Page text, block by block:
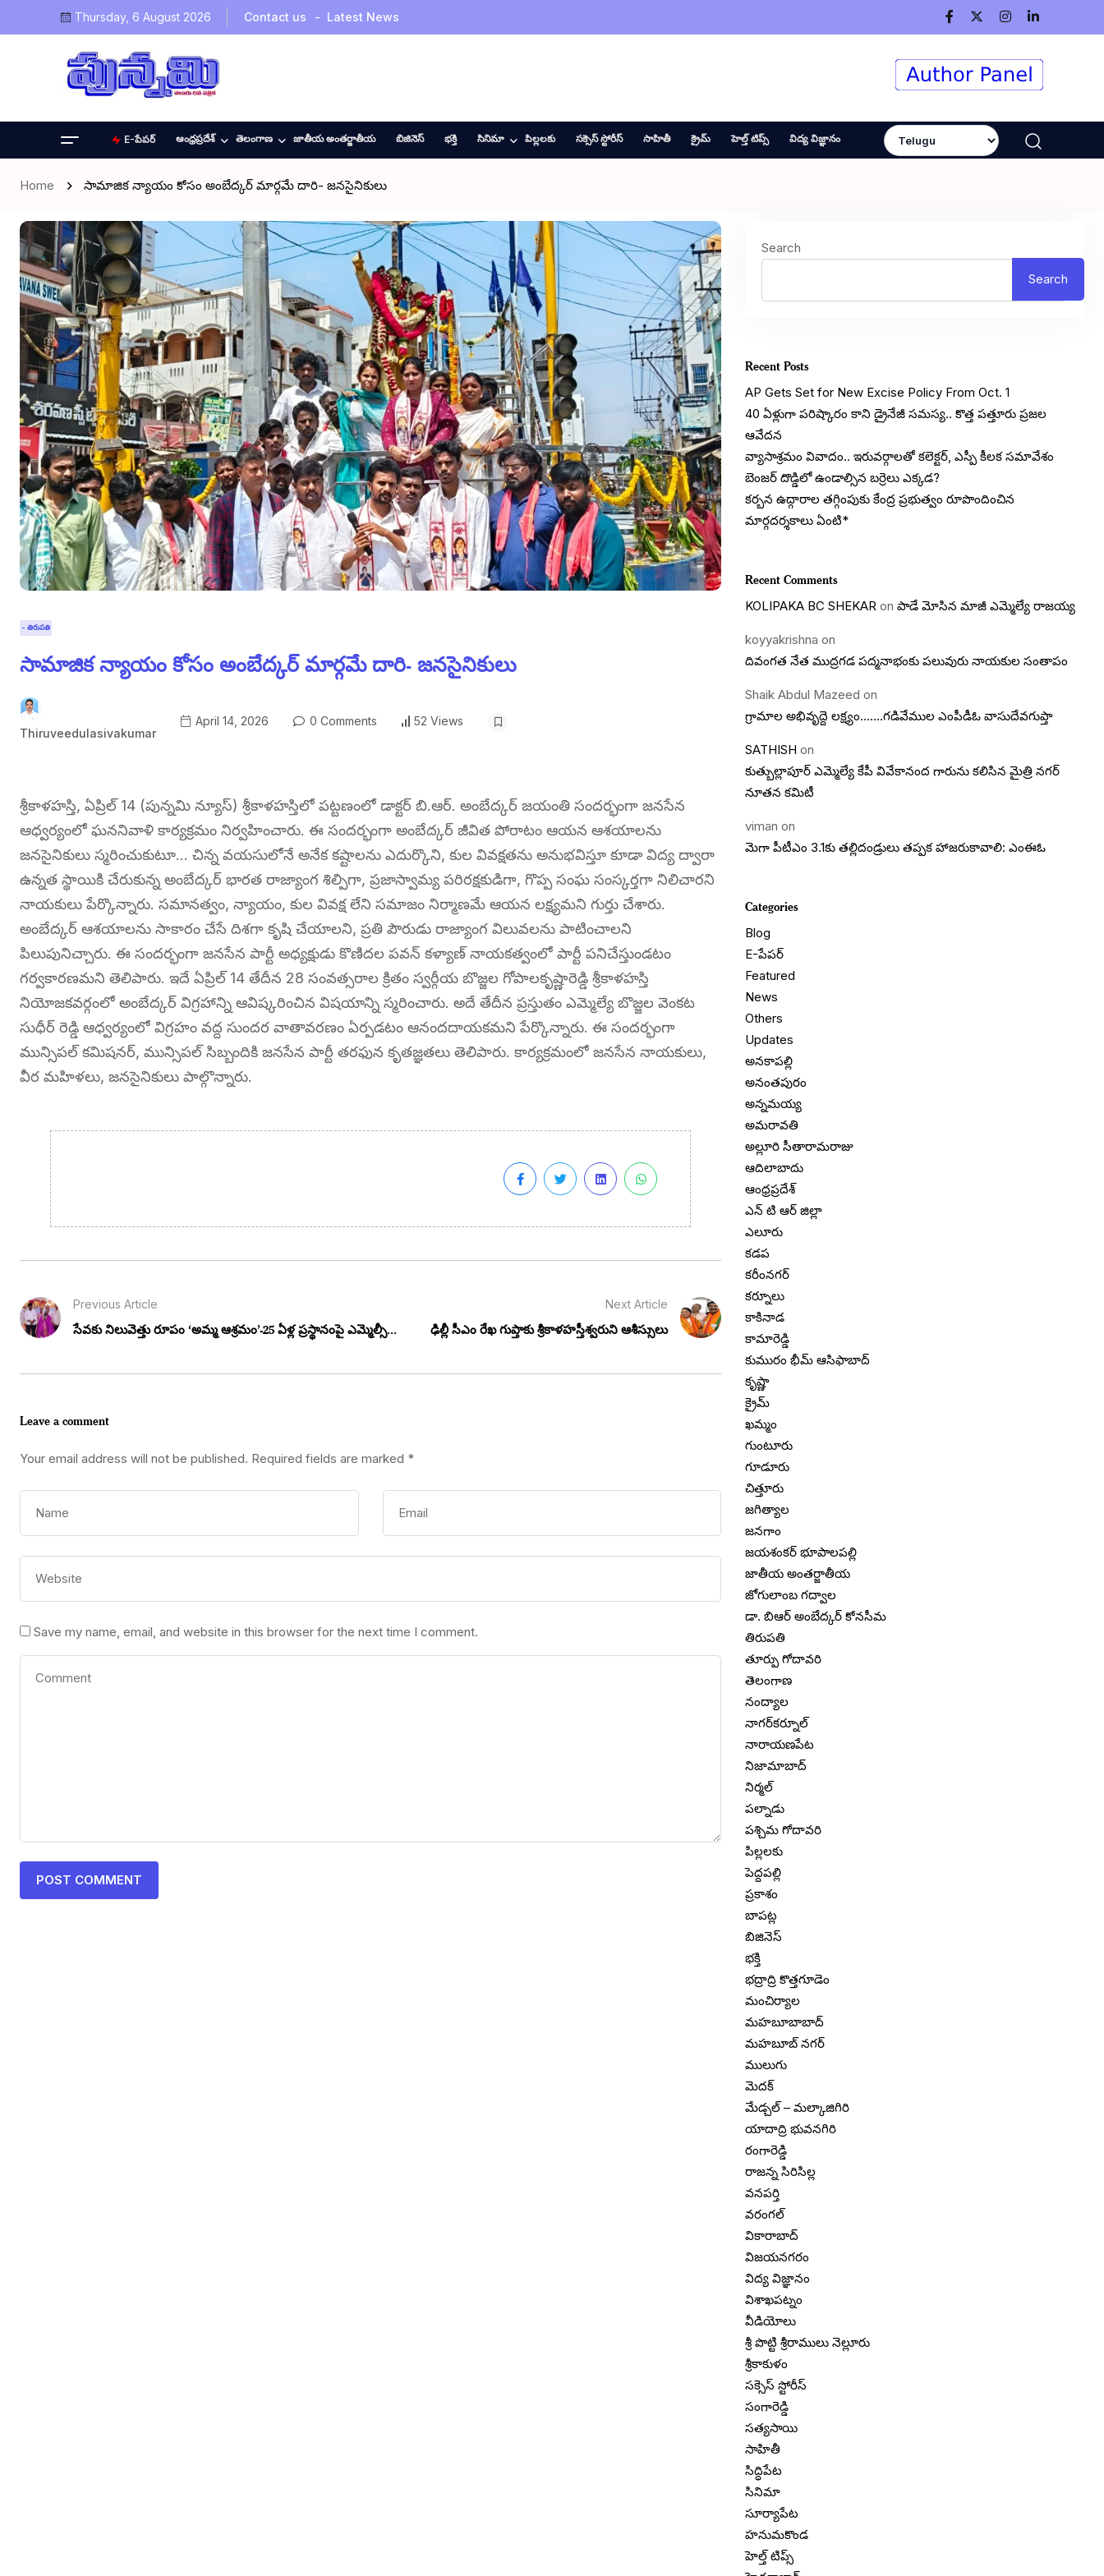
Thursday, 6 August 2026 Contact us Latest News
E-పేపర్ ఆంధ్రప్రదేశ్ తెలంగాణ జాతీయ అంతర్జాతీయ బిజినెస్ భక్తి సినిమా పిల్లలకు సక్సెస్ స్టోరీస్ సాహితీ క్రైమ్ హెల్త్ టిప్స్ విద్య విజ్ఞానం
Home సామాజిక న్యాయం కోసం అంబేద్కర్ మార్గమే దారి- జనసైనికులు
- తిరుపతి
సామాజిక న్యాయం కోసం అంబేద్కర్ మార్గమే దారి- జనసైనికులు
Thiruveedulasivakumar
April 14, 2026 0 Comments 52 Views
శ్రీకాళహస్తి, ఏప్రిల్ 14 (పున్నమి న్యూస్) శ్రీకాళహస్తిలో పట్టణంలో డాక్టర్ బి.ఆర్. అంబేద్కర్ జయంతి సందర్భంగా జనసేన
ఆధ్వర్యంలో ఘననివాళి కార్యక్రమం నిర్వహించారు. ఈ సందర్భంగా అంబేద్కర్ జీవిత పోరాటం ఆయన ఆశయాలను
జనసైనికులు స్మరించుకుటూ… చిన్న వయసులోనే అనేక కష్టాలను ఎదుర్కొని, కుల వివక్షతను అనుభవిస్తూ కూడా విద్య ద్వారా
ఉన్నత స్థాయికి చేరుకున్న అంబేద్కర్ భారత రాజ్యాంగ శిల్పిగా, ప్రజాస్వామ్య పరిరక్షకుడిగా, గొప్ప సంఘ సంస్కర్తగా నిలిచారని
నాయకులు పేర్కొన్నారు. సమానత్వం, న్యాయం, కుల వివక్ష లేని సమాజం నిర్మాణమే ఆయన లక్ష్యమని గుర్తు చేశారు.
అంబేద్కర్ ఆశయాలను సాకారం చేసే దిశగా కృషి చేయాలని, ప్రతి పౌరుడు రాజ్యాంగ విలువలను పాటించాలని
పిలుపునిచ్చారు. ఈ సందర్భంగా జనసేన పార్టీ అధ్యక్షుడు కొణిదల పవన్ కళ్యాణ్ నాయకత్వంలో పార్టీ పనిచేస్తుండటం
గర్వకారణమని తెలిపారు. ఇదే ఏప్రిల్ 14 తేదీన 28 సంవత్సరాల క్రితం స్వర్గీయ బొజ్జల గోపాలకృష్ణారెడ్డి శ్రీకాళహస్తి
నియోజకవర్గంలో అంబేద్కర్ విగ్రహాన్ని ఆవిష్కరించిన విషయాన్ని స్మరించారు. అదే తేదీన ప్రస్తుతం ఎమ్మెల్యే బొజ్జల వెంకట
సుధీర్ రెడ్డి ఆధ్వర్యంలో విగ్రహం వద్ద సుందర వాతావరణం ఏర్పడటం ఆనందదాయకమని పేర్కొన్నారు. ఈ సందర్భంగా
మున్సిపల్ కమిషనర్, మున్సిపల్ సిబ్బందికి జనసేన పార్టీ తరఫున కృతజ్ఞతలు తెలిపారు. కార్యక్రమంలో జనసేన నాయకులు,
వీర మహిళలు, జనసైనికులు పాల్గొన్నారు.
Previous Article
సేవకు నిలువెత్తు రూపం ‘అమ్మ ఆశ్రమం’-25 ఏళ్ల ప్రస్థానంపై ఎమ్మెల్సీ...
Next Article
ఢిల్లీ సీఎం రేఖ గుప్తాకు శ్రీకాళహస్తీశ్వరుని ఆశీస్సులు
Leave a comment
Your email address will not be published. Required fields are marked *
Save my name, email, and website in this browser for the next time I comment.
Search
Search
Recent Posts
AP Gets Set for New Excise Policy From Oct. 1
40 ఏళ్లుగా పరిష్కారం కాని డ్రైనేజీ సమస్య.. కొత్త పత్తూరు ప్రజల
ఆవేదన
వ్యాసాశ్రమం వివాదం.. ఇరువర్గాలతో కలెక్టర్, ఎస్పీ కీలక సమావేశం
బెంజర్ దొడ్డిలో ఉండాల్సిన బర్రెలు ఎక్కడ?
కర్బన ఉద్గారాల తగ్గింపుకు కేంద్ర ప్రభుత్వం రూపొందించిన
మార్గదర్శకాలు ఏంటి*
Recent Comments
KOLIPAKA BC SHEKAR onపాడే మోసిన మాజీ ఎమ్మెల్యే రాజయ్య
koyyakrishna on
దివంగత నేత ముద్రగడ పద్మనాభంకు పలువురు నాయకుల సంతాపం
Shaik Abdul Mazeed on
గ్రామాల అభివృద్దె లక్ష్యం…….గడివేముల ఎంపీడీఓ వాసుదేవగుప్తా
SATHISH on
కుత్బుల్లాపూర్ ఎమ్మెల్యే కేపీ వివేకానంద గారును కలిసిన మైత్రి నగర్
నూతన కమిటీ
viman on
మెగా పీటీఎం 3.1కు తల్లిదండ్రులు తప్పక హాజరుకావాలి: ఎంఈఓ
Categories
Blog
E-పేపర్
Featured
News
Others
Updates
అనకాపల్లి
అనంతపురం
అన్నమయ్య
అమరావతి
అల్లూరి సీతారామరాజు
ఆదిలాబాదు
ఆంధ్రప్రదేశ్
ఎన్ టి ఆర్ జిల్లా
ఎలూరు
కడప
కరీంనగర్
కర్నూలు
కాకినాడ
కామారెడ్డి
కుమురం భీమ్ ఆసిఫాబాద్
కృష్ణా
క్రైమ్
ఖమ్మం
గుంటూరు
గూడూరు
చిత్తూరు
జగిత్యాల
జనగాం
జయశంకర్ భూపాలపల్లి
జాతీయ అంతర్జాతీయ
జోగులాంబ గద్వాల
డా. బిఆర్ అంబేద్కర్ కోనసీమ
తిరుపతి
తూర్పు గోదావరి
తెలంగాణ
నంద్యాల
నాగర్‌కర్నూల్
నారాయణపేట
నిజామాబాద్
నిర్మల్
పల్నాడు
పశ్చిమ గోదావరి
పిల్లలకు
పెద్దపల్లి
ప్రకాశం
బాపట్ల
బిజినెస్
భక్తి
భద్రాద్రి కొత్తగూడెం
మంచిర్యాల
మహబూబాబాద్
మహబూబ్ నగర్
ములుగు
మెదక్
మేడ్చల్ – మల్కాజిగిరి
యాదాద్రి భువనగిరి
రంగారెడ్డి
రాజన్న సిరిసిల్ల
వనపర్తి
వరంగల్
వికారాబాద్
విజయనగరం
విద్య విజ్ఞానం
విశాఖపట్నం
వీడియోలు
శ్రీ పొట్టి శ్రీరాములు నెల్లూరు
శ్రీకాకుళం
సక్సెస్ స్టోరీస్
సంగారెడ్డి
సత్యసాయి
సాహితీ
సిద్ధిపేట
సినిమా
సూర్యాపేట
హనుమకొండ
హెల్త్ టిప్స్